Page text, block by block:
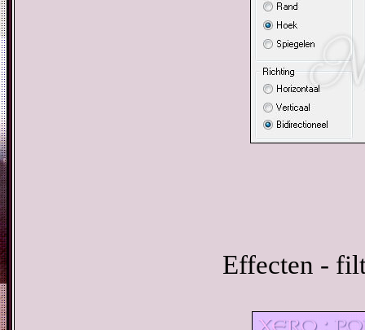
Effecten -